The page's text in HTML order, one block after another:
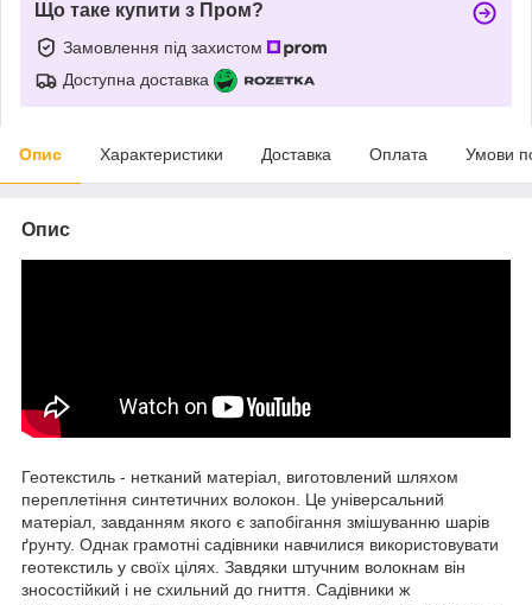
Що таке купити з Пром?
Замовлення під захистом
Доступна доставка
Опис Характеристики Доставка Оплата Умови
Опис
Геотекстиль - нетканий матеріал, виготовлений шляхом
переплетіння синтетичних волокон. Це універсальний
матеріал, завданням якого є запобігання змішуванню шарів
ґрунту. Однак грамотні садівники навчилися використовувати
геотекстиль у своїх цілях. Завдяки штучним волокнам він
зносостійкий і не схильний до гниття. Садівники ж